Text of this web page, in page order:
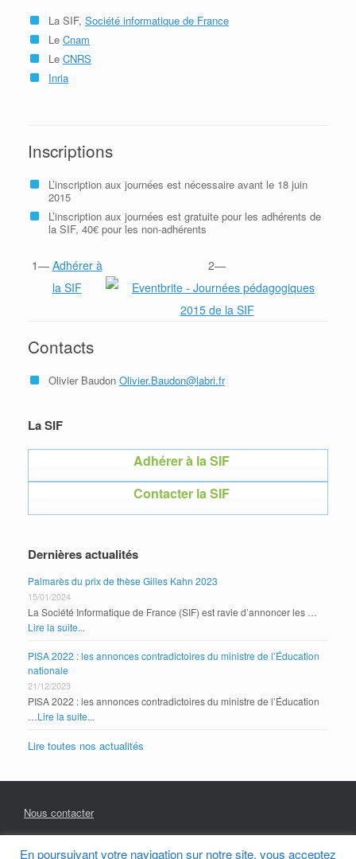
La SIF, Société informatique de France
Le Cnam
Le CNRS
Inria
Inscriptions
L’inscription aux journées est nécessaire avant le 18 juin
2015
L’inscription aux journées est gratuite pour les adhérents de
la SIF, 40€ pour les non-adhérents
1— Adhérer à
la SIF
2—
Contacts
Olivier Baudon Olivier.Baudon@labri.fr
La SIF
Adhérer à la SIF
Contacter la SIF
Dernières actualités
Palmarès du prix de thèse Gilles Kahn 2023
15/01/2024
La Société Informatique de France (SIF) est ravie d’annoncer les …
Lire la suite...
PISA 2022 : les annonces contradictoires du ministre de l’Éducation
nationale
21/12/2023
PISA 2022 : les annonces contradictoires du ministre de l’Éducation
…Lire la suite...
Lire toutes nos actualités
Nous contacter
En poursuivant votre navigation sur notre site, vous acceptez